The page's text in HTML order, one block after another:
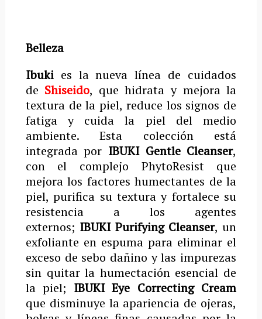
Belleza
Ibukies la nueva línea de cuidados
de Shiseido, que hidrata y mejora la
textura de la piel, reduce los signos de
fatiga y cuida la piel del medio
ambiente. Esta colección está
integrada por IBUKI Gentle Cleanser,
con el complejo PhytoResist que
mejora los factores humectantes de la
piel, purifica su textura y fortalece su
resistencia a los agentes
externos; IBUKI Purifying Cleanser, un
exfoliante en espuma para eliminar el
exceso de sebo dañino y las impurezas
sin quitar la humectación esencial de
la piel; IBUKI Eye Correcting Cream
que disminuye la apariencia de ojeras,